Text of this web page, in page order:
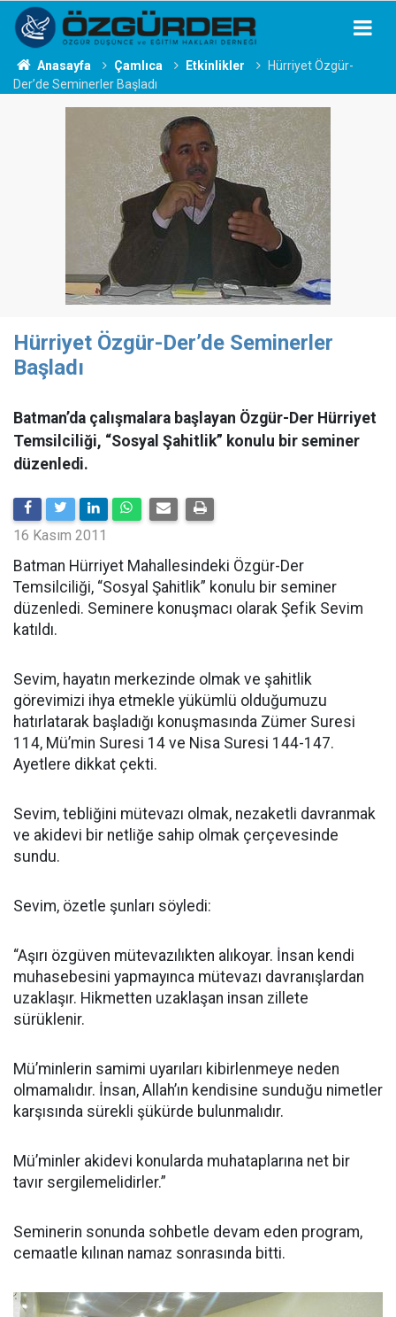
Anasayfa Çamlıca Etkinlikler
Hürriyet Özgür-
Der’de Seminerler Başladı
Hürriyet Özgür-Der’de Seminerler
Başladı
Batman’da çalışmalara başlayan Özgür-Der Hürriyet
Temsilciliği, “Sosyal Şahitlik” konulu bir seminer
düzenledi.
16 Kasım 2011
Batman Hürriyet Mahallesindeki Özgür-Der
Temsilciliği, “Sosyal Şahitlik” konulu bir seminer
düzenledi. Seminere konuşmacı olarak Şefik Sevim
katıldı.
Sevim, hayatın merkezinde olmak ve şahitlik
görevimizi ihya etmekle yükümlü olduğumuzu
hatırlatarak başladığı konuşmasında Zümer Suresi
114, Mü’min Suresi 14 ve Nisa Suresi 144-147.
Ayetlere dikkat çekti.
Sevim, tebliğini mütevazı olmak, nezaketli davranmak
ve akidevi bir netliğe sahip olmak çerçevesinde
sundu.
Sevim, özetle şunları söyledi:
“Aşırı özgüven mütevazılıkten alıkoyar. İnsan kendi
muhasebesini yapmayınca mütevazı davranışlardan
uzaklaşır. Hikmetten uzaklaşan insan zillete
sürüklenir.
Mü’minlerin samimi uyarıları kibirlenmeye neden
olmamalıdır. İnsan, Allah’ın kendisine sunduğu nimetler
karşısında sürekli şükürde bulunmalıdır.
Mü’minler akidevi konularda muhataplarına net bir
tavır sergilemelidirler.”
Seminerin sonunda sohbetle devam eden program,
cemaatle kılınan namaz sonrasında bitti.